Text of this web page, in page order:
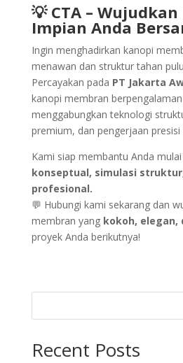
💡 CTA –
Impian Anda
Ingin menghadirkan kanopi
menawan dan struktur tahan
Percayakan pada PT Jakarta
kanopi membran
menggabungkan teknologi
premium, dan pengerjaan presisi
Kami siap membantu Anda
konseptual, simulasi
profesional.
💬 Hubungi kami sekarang dan
membran yang kokoh, elegan,
proyek Anda berikutnya!
Recent Posts